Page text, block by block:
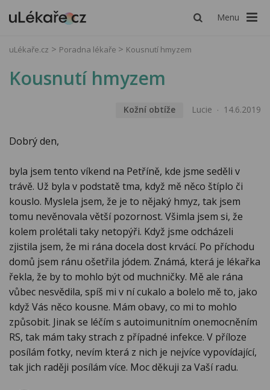
Menu
uLékaře.cz Poradna lékaře Kousnutí hmyzem
Kousnutí hmyzem
Kožní obtíže Lucie 14.6.2019
Dobrý den,
byla jsem tento víkend na Petříně, kde jsme seděli v
trávě. Už byla v podstatě tma, když mě něco štíplo či
kouslo. Myslela jsem, že je to nějaký hmyz, tak jsem
tomu nevěnovala větší pozornost. Všimla jsem si, že
kolem prolétali taky netopýři. Když jsme odcházeli
zjistila jsem, že mi rána docela dost krvácí. Po příchodu
domů jsem ránu ošetřila jódem. Známá, která je lékařka
řekla, že by to mohlo být od muchničky. Mě ale rána
vůbec nesvědila, spíš mi v ní cukalo a bolelo mě to, jako
když Vás něco kousne. Mám obavy, co mi to mohlo
způsobit. Jinak se léčím s autoimunitním onemocněním
RS, tak mám taky strach z případné infekce. V příloze
posílám fotky, nevím která z nich je nejvíce vypovídající,
tak jich raději posílám více. Moc děkuji za Vaší radu.